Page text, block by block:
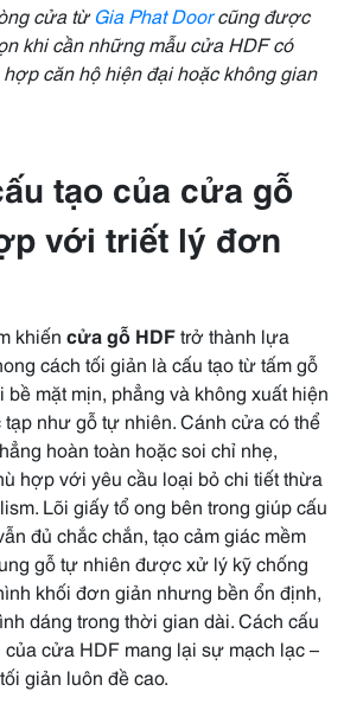
cửa từGia Phat Doorcũng được
khi cần những mẫu cửa HDF có
căn hộ hiện đại hoặc không gian
tạo của cửa gỗ
với triết lý đơn
khiến cửa gỗ HDFtrở thành lựa
cách tối giản là cấu tạo từ tấm gỗ
mặt mịn, phẳng và không xuất hiện
như gỗ tự nhiên. Cánh cửa có thể
hoàn toàn hoặc soi chỉ nhẹ,
hợp với yêu cầu loại bỏ chi tiết thừa
Lõi giấy tổ ong bên trong giúp cấu
đủ chắc chắn, tạo cảm giác mềm
gỗ tự nhiên được xử lý kỹ chống
khối đơn giản nhưng bền ổn định,
dáng trong thời gian dài. Cách cấu
cửa HDF mang lại sự mạch lạc –
giản luôn đề cao.